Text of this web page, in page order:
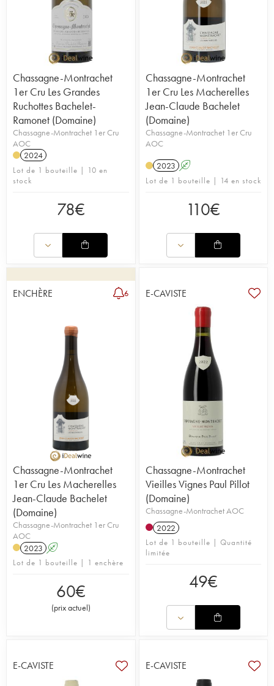
Chassagne-Montrachet
1er Cru Les Grandes
Ruchottes Bachelet-
Ramonet (Domaine)
Chassagne-Montrachet 1er Cru
AOC
2024
Lot de 1 bouteille | 10 en
stock
78€
Chassagne-Montrachet
1er Cru Les Macherelles
Jean-Claude Bachelet
(Domaine)
Chassagne-Montrachet 1er Cru
AOC
2023 A
Lot de 1 bouteille | 14 en stock
110€
ENCHÈRE 6
Chassagne-Montrachet
1er Cru Les Macherelles
Jean-Claude Bachelet
(Domaine)
Chassagne-Montrachet 1er Cru
AOC
2023 A
Lot de 1 bouteille | 1 enchère
60€
(prix actuel)
E-CAVISTE
Chassagne-Montrachet
Vieilles Vignes Paul Pillot
(Domaine)
Chassagne-Montrachet AOC
2022
Lot de 1 bouteille | Quantité
limitée
49€
E-CAVISTE E-CAVISTE